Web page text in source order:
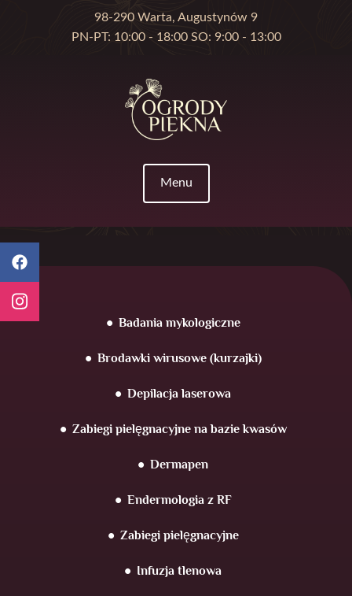
98-290 Warta, Augustynów 9
PN-PT: 10:00 - 18:00 SO: 9:00 - 13:00
Menu
Badania mykologiczne
Brodawki wirusowe (kurzajki)
Depilacja laserowa
Zabiegi pielęgnacyjne na bazie kwasów
Dermapen
Endermologia z RF
Zabiegi pielęgnacyjne
Infuzja tlenowa